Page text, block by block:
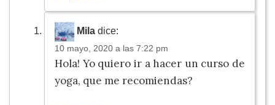
Mila dice:
10 mayo, 2020 a las 7:22 pm
Hola! Yo quiero ir a hacer un curso de
yoga, que me recomiendas?